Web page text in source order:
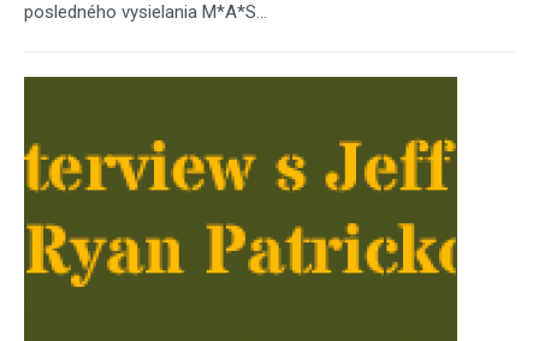
posledného vysielania M*A*S...